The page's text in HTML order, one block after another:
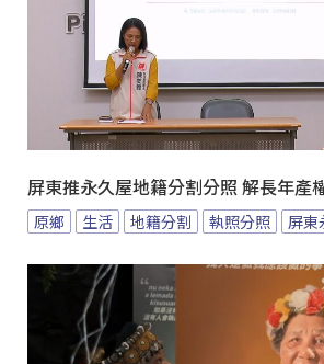
屏東推永久屋地籍分割分照 解長年產
原鄉 生活 地籍分割 執照分照 屏東